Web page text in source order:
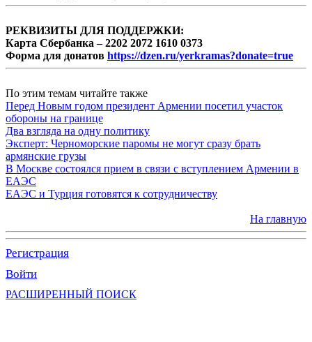
РЕКВИЗИТЫ ДЛЯ ПОДДЕРЖКИ:
Карта Сбербанка – 2202 2072 1610 0373
Форма для донатов https://dzen.ru/yerkramas?donate=true
По этим темам читайте также
Перед Новым годом президент Армении посетил участок
обороны на границе
Два взгляда на одну политику
Эксперт: Черноморские паромы не могут сразу брать
армянские грузы
В Москве состоялся прием в связи с вступлением Армении в
ЕАЭС
ЕАЭС и Турция готовятся к сотрудничеству
На главную
Регистрация
Войти
РАСШИРЕННЫЙ ПОИСК